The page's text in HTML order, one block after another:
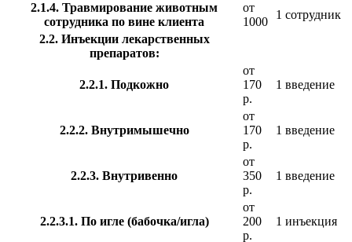
2.1.4. Травмирование животным
сотрудника по вине клиента
от
1000
1 сотрудник
2.2. Инъекции лекарственных
препаратов:
2.2.1. Подкожно
от
170
р.
1 введение
2.2.2. Внутримышечно
от
170
р.
1 введение
2.2.3. Внутривенно
от
350
р.
1 введение
2.2.3.1. По игле (бабочка/игла)
от
200
р.
1 инъекция